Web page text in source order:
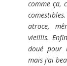
comme ça,
atroce,
vieillis.
doué pour
mais j’ai